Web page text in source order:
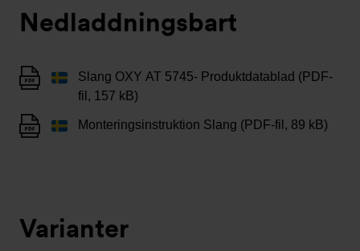
Nedladdningsbart
Slang OXY AT 5745- Produktdatablad (PDF-
fil, 157 kB)
Monteringsinstruktion Slang (PDF-fil, 89 kB)
Varianter